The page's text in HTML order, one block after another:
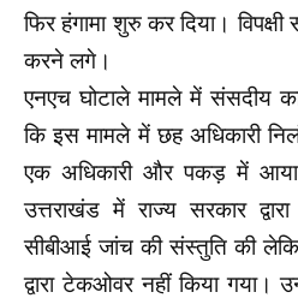
फिर हंगामा शुरु कर दिया।
करने लगे।
एनएच घोटाले मामले में संसदीय
कि इस मामले में छह अधिकारी
एक अधिकारी और पकड़ में
उत्तराखंड में राज्य सरकार
सीबीआई जांच की संस्तुति की
द्वारा टेकओवर नहीं किया गया।